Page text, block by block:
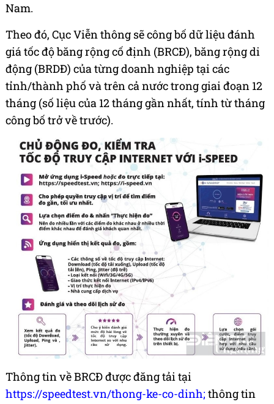
Nam.
Theo đó, Cục Viễn thông sẽ công bố dữ liệu đánh
giá tốc độ băng rộng cố định (BRCĐ), băng rộng di
động (BRDĐ) của từng doanh nghiệp tại các
tỉnh/thành phố và trên cả nước trong giai đoạn 12
tháng (số liệu của 12 tháng gần nhất, tính từ tháng
công bố trở về trước).
Thông tin về BRCĐ được đăng tải tại
https://speedtest.vn/thong-ke-co-dinh; thông tin